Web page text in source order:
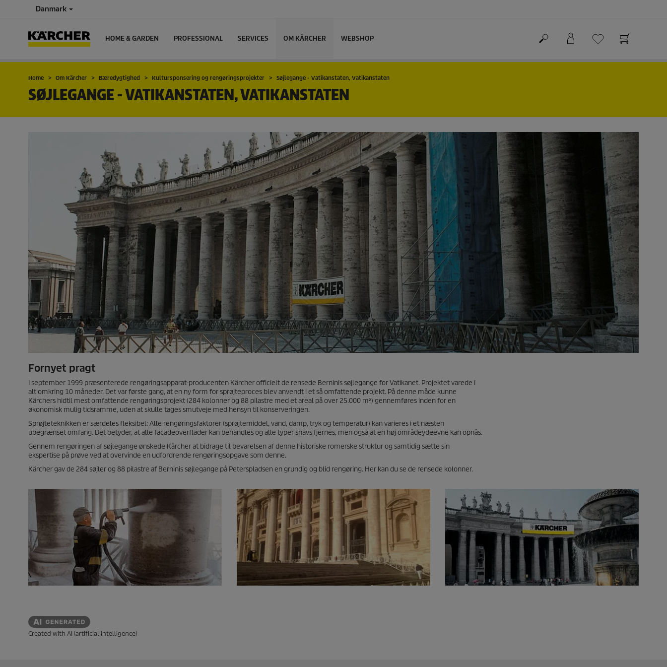
Danmark
HOME & GARDEN PROFESSIONAL SERVICES OM KÄRCHER WEBSHOP
Home Om Kärcher Bæredygtighed Kultursponsering og rengøringsprojekter Søjlegange - Vatikanstaten, Vatikanstaten
SØJLEGANGE - VATIKANSTATEN, VATIKANSTATEN
Fornyet pragt
I september 1999 præsenterede rengøringsapparat-producenten Kärcher officielt de rensede Berninis søjlegange for Vatikanet. Projektet varede i
alt omkring 10 måneder. Det var første gang, at en ny form for sprøjteproces blev anvendt i et så omfattende projekt. På denne måde kunne
Kärchers hidtil mest omfattende rengøringsprojekt (284 kolonner og 88 pilastre med et areal på over 25.000 m²) gennemføres inden for en
økonomisk mulig tidsramme, uden at skulle tages smutveje med hensyn til konserveringen.
Sprøjteteknikken er særdeles fleksibel: Alle rengøringsfaktorer (sprøjtemiddel, vand, damp, tryk og temperatur) kan varieres i et næsten
ubegrænset omfang. Det betyder, at alle facadeoverflader kan behandles og alle typer snavs fjernes, men også at en høj områdeydeevne kan opnås.
Gennem rengøringen af søjlegange ønskede Kärcher at bidrage til bevarelsen af denne historiske romerske struktur og samtidig sætte sin
ekspertise på prøve ved at overvinde en udfordrende rengøringsopgave som denne.
Kärcher gav de 284 søjler og 88 pilastre af Berninis søjlegange på Peterspladsen en grundig og blid rengøring. Her kan du se de rensede kolonner.
Created with AI (artificial intelligence)